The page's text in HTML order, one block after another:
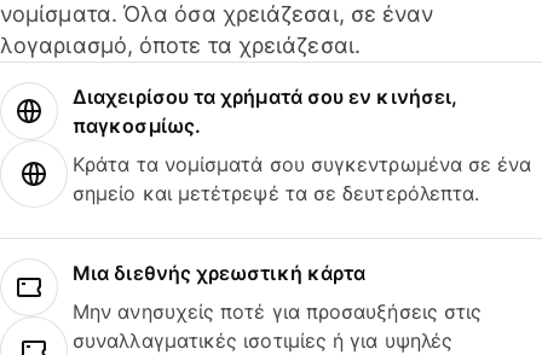
νομίσματα. Όλα όσα χρειάζεσαι, σε έναν
λογαριασμό, όποτε τα χρειάζεσαι.
Διαχειρίσου τα χρήματά σου εν κινήσει,
παγκοσμίως.
Κράτα τα νομίσματά σου συγκεντρωμένα σε ένα
σημείο και μετέτρεψέ τα σε δευτερόλεπτα.
Μια διεθνής χρεωστική κάρτα
Μην ανησυχείς ποτέ για προσαυξήσεις στις
συναλλαγματικές ισοτιμίες ή για υψηλές